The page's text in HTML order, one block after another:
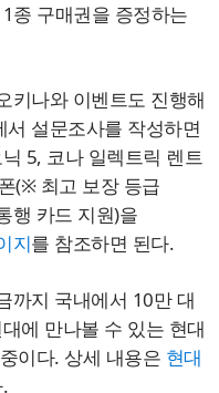
종 구매권을 증정하는
키나와 이벤트도 진행해
설문조사를 작성하면
5, 코나 일렉트릭 렌트
(※ 최고 보장 등급
행 카드 지원)을
지를 참조하면 된다.
까지 국내에서 10만 대
에 만나볼 수 있는 현대
이다. 상세 내용은 현대